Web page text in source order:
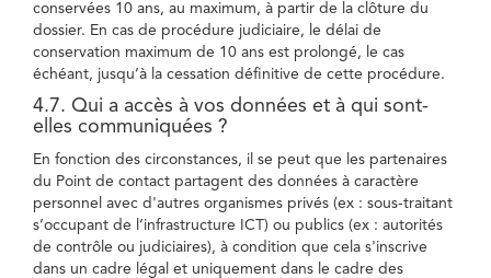
conservées 10 ans, au maximum, à partir de la clôture du
dossier. En cas de procédure judiciaire, le délai de
conservation maximum de 10 ans est prolongé, le cas
échéant, jusqu’à la cessation définitive de cette procédure.
4.7. Qui a accès à vos données et à qui sont-
elles communiquées ?
En fonction des circonstances, il se peut que les partenaires
du Point de contact partagent des données à caractère
personnel avec d'autres organismes privés (ex : sous-traitant
s’occupant de l’infrastructure ICT) ou publics (ex : autorités
de contrôle ou judiciaires), à condition que cela s'inscrive
dans un cadre légal et uniquement dans le cadre des